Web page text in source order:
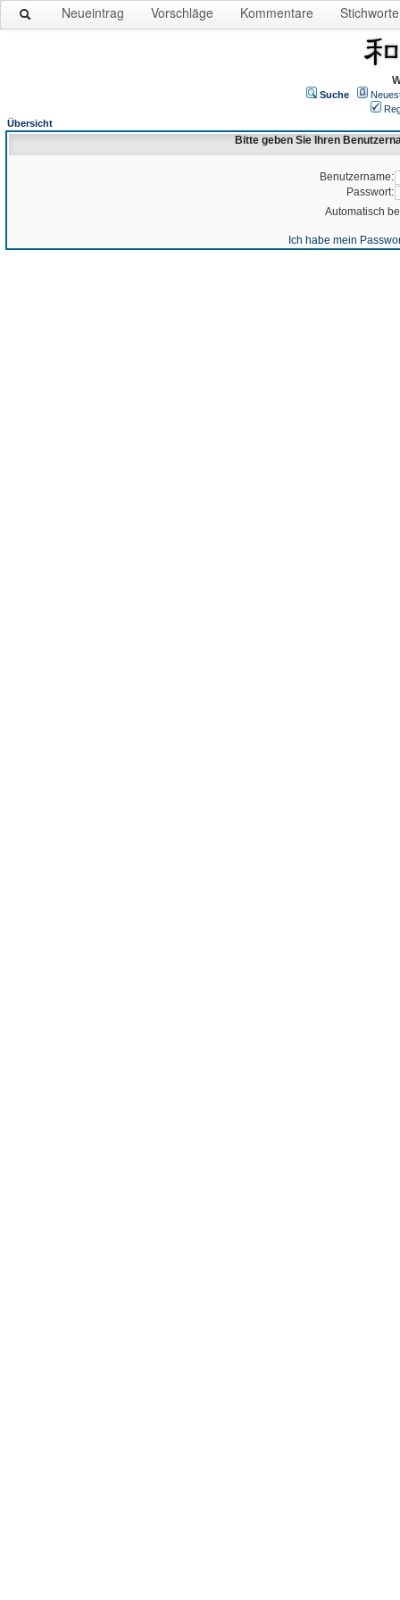
Neueintrag Vorschläge Kommentare Stichworte
Suche
Übersicht
Bitte geben Sie Ihren
Benutzername:
Passwort:
Automatisch
Ich habe mein